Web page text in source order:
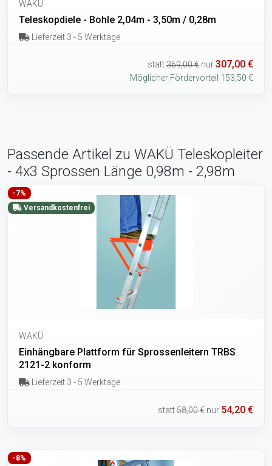
WAKÜ
Teleskopdiele - Bohle 2,04m - 3,50m / 0,28m
Lieferzeit 3 - 5 Werktage
statt369,00 € nur307,00 €
Möglicher Fördervorteil 153,50 €
Passende Artikel zu WAKÜ Teleskopleiter
- 4x3 Sprossen Länge 0,98m - 2,98m
-7%
Versandkostenfrei
WAKÜ
Einhängbare Plattform für Sprossenleitern TRBS
2121-2 konform
Lieferzeit 3 - 5 Werktage
statt58,00 € nur 54,20 €
-8%